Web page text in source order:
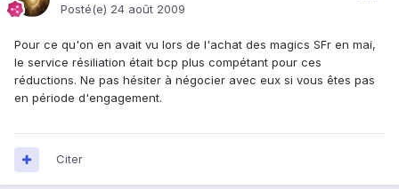
Posté(e) 24 août 2009
Pour ce qu'on en avait vu lors de l'achat des magics SFr en mai,
le service résiliation était bcp plus compétant pour ces
réductions. Ne pas hésiter à négocier avec eux si vous êtes pas
en période d'engagement.
Citer